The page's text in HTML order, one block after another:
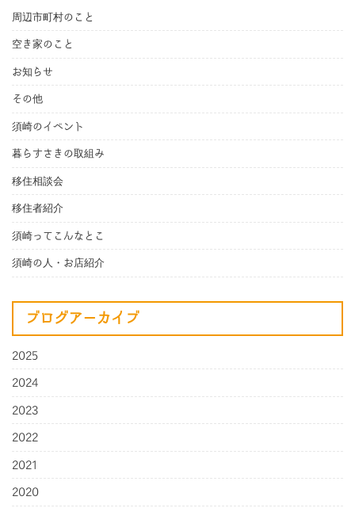
周辺市町村のこと
空き家のこと
お知らせ
その他
須崎のイベント
暮らすさきの取組み
移住相談会
移住者紹介
須崎ってこんなとこ
須崎の人・お店紹介
ブログアーカイブ
2025
2024
2023
2022
2021
2020